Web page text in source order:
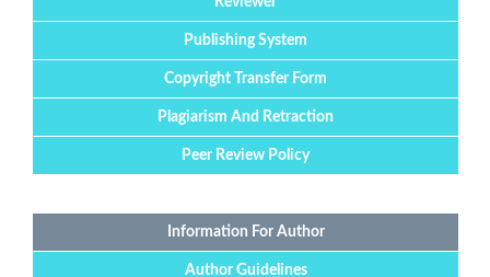
Publishing System
Copyright Transfer Form
Plagiarism And Retraction
Peer Review Policy
Information For Author
Author Guidelines